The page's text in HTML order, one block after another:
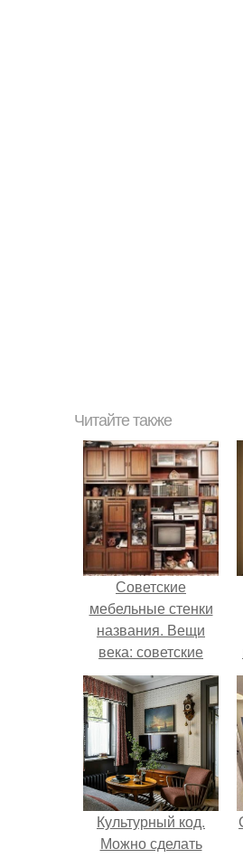
Читайте также
Советские
мебельные стенки
названия. Вещи
века: советские
стенки 80-х.
Культурный код.
Можно сделать